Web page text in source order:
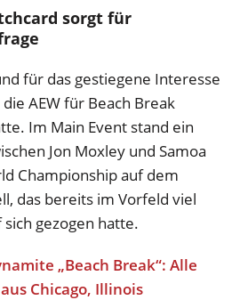
sorgt für
für das gestiegene Interesse
AEW für Beach Break
Im Main Event stand ein
Jon Moxley und Samoa
Championship auf dem
das bereits im Vorfeld viel
gezogen hatte.
„Beach Break“: Alle
Chicago, Illinois